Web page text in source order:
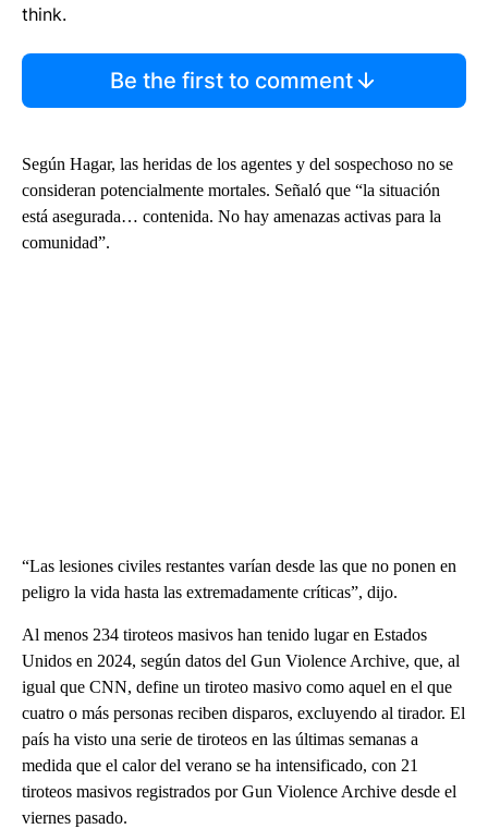
think.
Be the first to comment
Según Hagar, las heridas de los agentes y del sospechoso no se
consideran potencialmente mortales. Señaló que “la situación
está asegurada… contenida. No hay amenazas activas para la
comunidad”.
“Las lesiones civiles restantes varían desde las que no ponen en
peligro la vida hasta las extremadamente críticas”, dijo.
Al menos 234 tiroteos masivos han tenido lugar en Estados
Unidos en 2024, según datos del Gun Violence Archive, que, al
igual que CNN, define un tiroteo masivo como aquel en el que
cuatro o más personas reciben disparos, excluyendo al tirador. El
país ha visto una serie de tiroteos en las últimas semanas a
medida que el calor del verano se ha intensificado, con 21
tiroteos masivos registrados por Gun Violence Archive desde el
viernes pasado.